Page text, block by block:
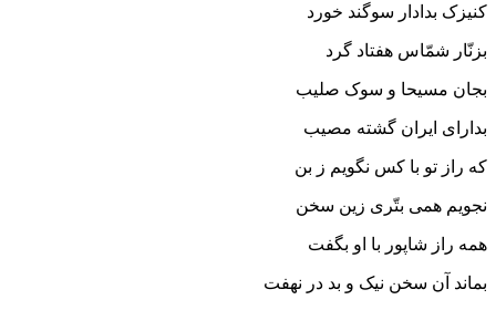
کنیزک بدادار سوگند خورد
بزنّار شمّاس هفتاد گرد
بجان مسیحا و سوک صلیب
بداراى ایران گشته مصیب‏
که راز تو با کس نگویم ز بن
نجویم همى بتّرى زین سخن‏
همه راز شاپور با او بگفت
بماند آن سخن نیک و بد در نهفت‏